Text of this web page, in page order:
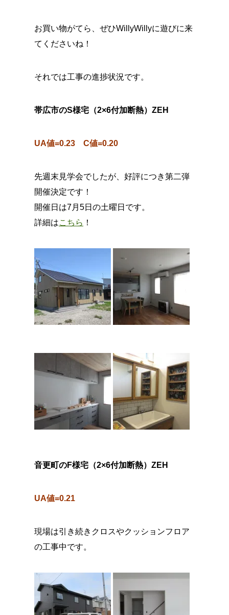
お買い物がてら、ぜひWillyWillyに遊びに来
てくださいね！
それでは工事の進捗状況です。
帯広市のS様宅（2×6付加断熱）ZEH
UA値=0.23 C値=0.20
先週末見学会でしたが、好評につき第二弾
開催決定です！
開催日は7月5日の土曜日です。
詳細はこちら ！
音更町のF様宅（2×6付加断熱）ZEH
UA値=0.21
現場は引き続きクロスやクッションフロア
の工事中です。